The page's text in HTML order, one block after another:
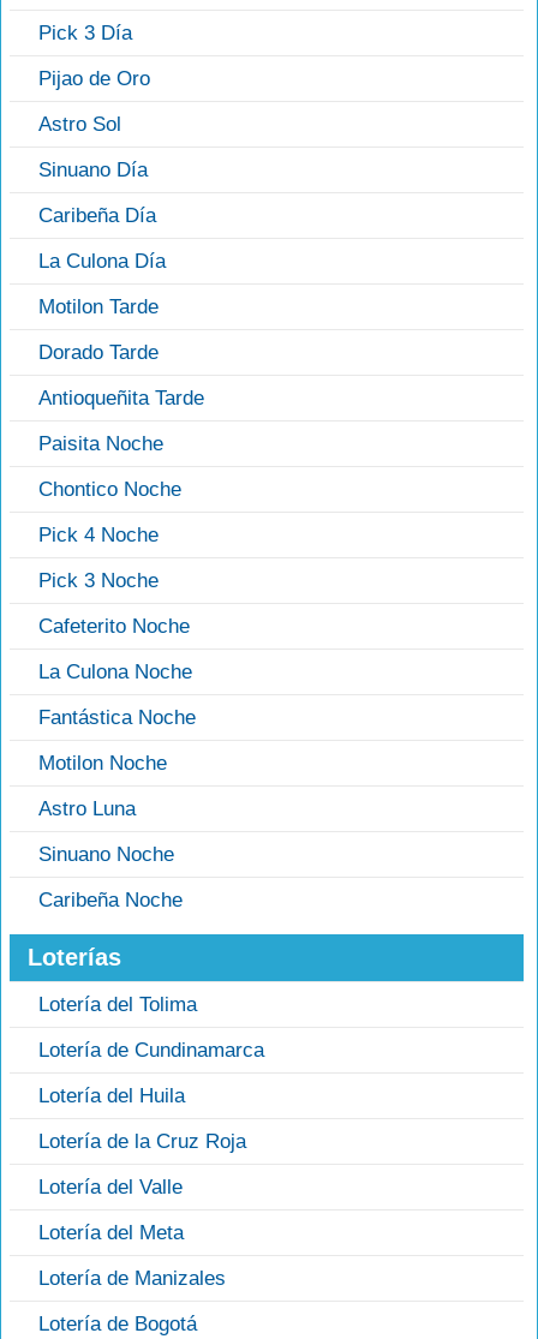
Pick 3 Día
Pijao de Oro
Astro Sol
Sinuano Día
Caribeña Día
La Culona Día
Motilon Tarde
Dorado Tarde
Antioqueñita Tarde
Paisita Noche
Chontico Noche
Pick 4 Noche
Pick 3 Noche
Cafeterito Noche
La Culona Noche
Fantástica Noche
Motilon Noche
Astro Luna
Sinuano Noche
Caribeña Noche
Loterías
Lotería del Tolima
Lotería de Cundinamarca
Lotería del Huila
Lotería de la Cruz Roja
Lotería del Valle
Lotería del Meta
Lotería de Manizales
Lotería de Bogotá